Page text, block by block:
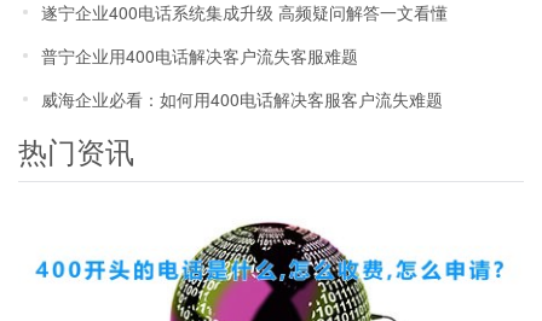
遂宁企业400电话系统集成升级 高频疑问解答一文看懂
普宁企业用400电话解决客户流失客服难题
威海企业必看：如何用400电话解决客服客户流失难题
热门资讯